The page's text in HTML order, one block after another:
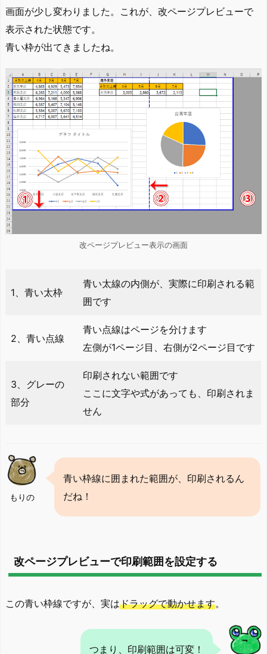
画面が少し変わりました。これが、改ページプレビューで
表示された状態です。
青い枠が出てきましたね。
改ページプレビュー表示の画面
1、青い太枠
青い太線の内側が、実際に印刷される範
囲です
2、青い点線
青い点線はページを分けます
左側が1ページ目、右側が2ページ目です
3、グレーの
部分
印刷されない範囲です
ここに文字や式があっても、印刷されま
せん
もりの
青い枠線に囲まれた範囲が、印刷されるん
だね！
改ページプレビューで印刷範囲を設定する
この青い枠線ですが、実はドラッグで動かせます。
つまり、印刷範囲は可変！